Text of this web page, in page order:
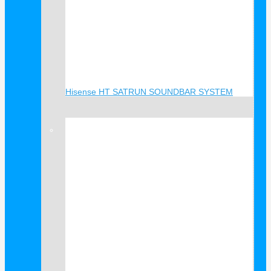
Hisense HT SATRUN SOUNDBAR SYSTEM